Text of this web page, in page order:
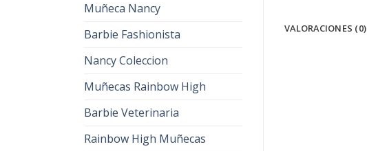
Muñeca Nancy
Barbie Fashionista
Nancy Coleccion
Muñecas Rainbow High
Barbie Veterinaria
Rainbow High Muñecas
VALORACIONES (0)